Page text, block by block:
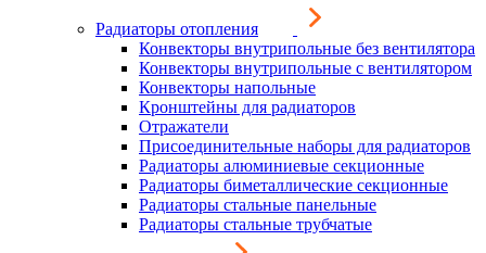
Радиаторы отопления
Конвекторы внутрипольные без вентилятора
Конвекторы внутрипольные с вентилятором
Конвекторы напольные
Кронштейны для радиаторов
Отражатели
Присоединительные наборы для радиаторов
Радиаторы алюминиевые секционные
Радиаторы биметаллические секционные
Радиаторы стальные панельные
Радиаторы стальные трубчатые